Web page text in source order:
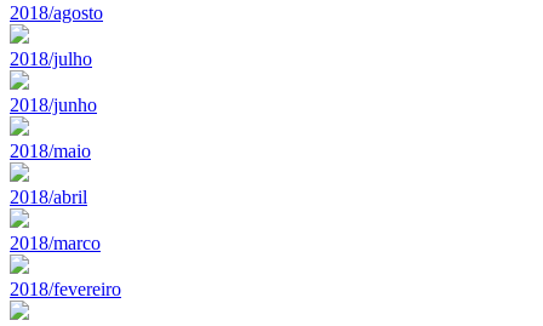
2018/agosto
2018/julho
2018/junho
2018/maio
2018/abril
2018/marco
2018/fevereiro